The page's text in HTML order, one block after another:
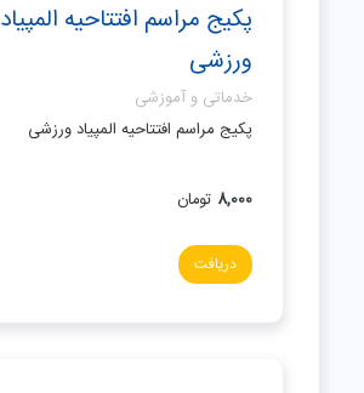
پکیج مراسم افتتاحیه المپیاد
ورزشی
خدماتی و آموزشی
پکیج مراسم افتتاحیه المپیاد ورزشی
8,000 تومان
دریافت